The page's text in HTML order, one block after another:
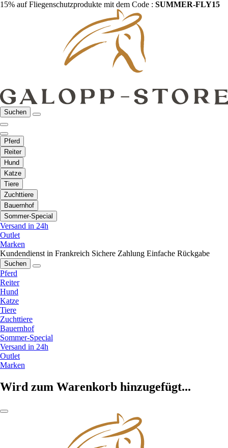
15% auf Fliegenschutzprodukte mit dem Code : SUMMER-FLY15
Suchen
Pferd
Reiter
Hund
Katze
Tiere
Zuchttiere
Bauernhof
Sommer-Special
Versand in 24h
Outlet
Marken
Kundendienst in Frankreich Sichere Zahlung Einfache Rückgabe
Suchen
Pferd
Reiter
Hund
Katze
Tiere
Zuchttiere
Bauernhof
Sommer-Special
Versand in 24h
Outlet
Marken
Wird zum Warenkorb hinzugefügt...